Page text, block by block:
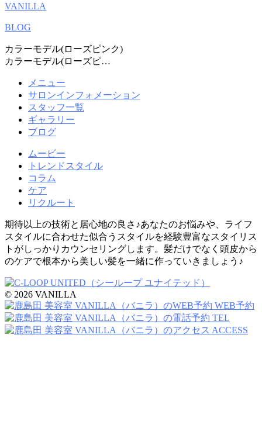
VANILLA
BLOG
カラーモデル(ローズピンク)
カラーモデル(ローズピ…
メニュー
サロンインフォメーション
スタッフ一覧
ギャラリー
ブログ
ムービー
トレンドスタイル
コラム
ケア
リクルート
期待以上の技術と居心地の良さ♪あなたのお悩みや、ライフ
スタイルに合わせた似合うスタイルを経験豊富なスタイリス
トがしっかりカウンセリングします。髪だけでなく頭皮から
のケアで根本から美しい髪を一緒に作っていきましょう♪
© 2026 VANILLA
WEB予約
TEL
ACCESS